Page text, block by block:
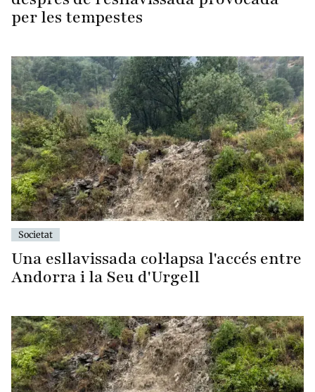
per les tempestes
Societat
Una esllavissada col·lapsa l'accés entre
Andorra i la Seu d'Urgell